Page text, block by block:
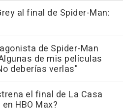
al final de Spider-Man:
de Spider-Man
de mis películas
deberías verlas"
el final de La Casa
HBO Max?